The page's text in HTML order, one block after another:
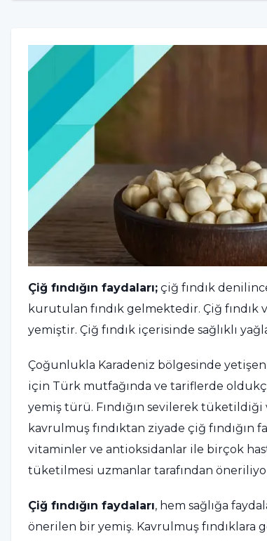
Çiğ fındığın faydaları; çiğ fındık
kurutulan fındık gelmektedir. Çiğ
yemiştir. Çiğ fındık içerisinde sağlıklı
Çoğunlukla Karadeniz bölgesinde yetişen
için Türk mutfağında ve tariflerde
yemiş türü. Fındığın sevilerek
kavrulmuş fındıktan ziyade çiğ
vitaminler ve antioksidanlar ile birçok
tüketilmesi uzmanlar tarafından
Çiğ fındığın faydaları, hem sağlığa
önerilen bir yemiş. Kavrulmuş fındıklara